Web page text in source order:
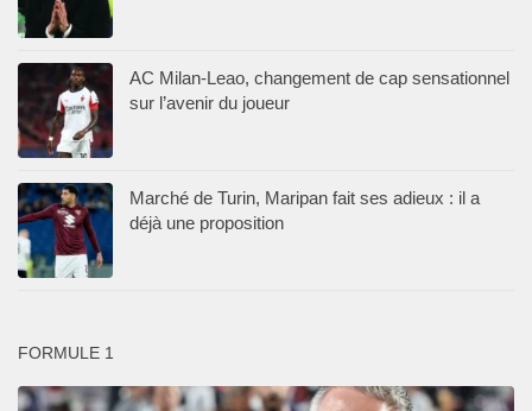
AC Milan-Leao, changement de cap sensationnel
sur l’avenir du joueur
Marché de Turin, Maripan fait ses adieux : il a
déjà une proposition
FORMULE 1